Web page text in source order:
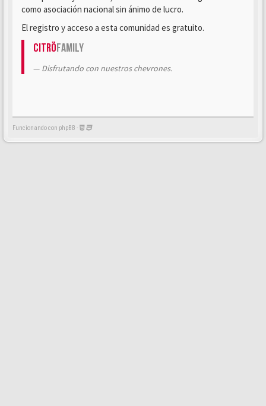
como asociación nacional sin ánimo de lucro.
El registro y acceso a esta comunidad es gratuito.
CitröFamily
Disfrutando con nuestros chevrones.
Funcionando con phpBB -